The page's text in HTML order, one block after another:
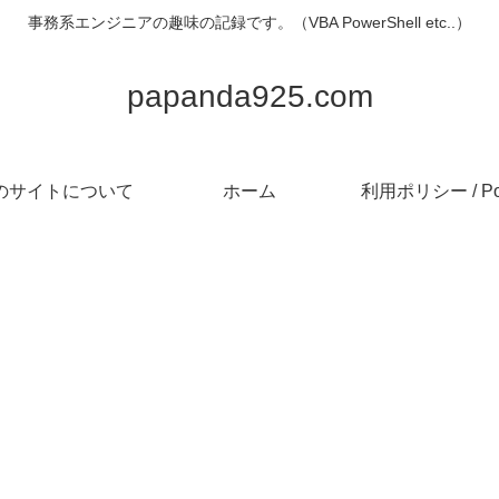
事務系エンジニアの趣味の記録です。（VBA PowerShell etc..）
papanda925.com
サイトについて ホーム 利用ポリシー /